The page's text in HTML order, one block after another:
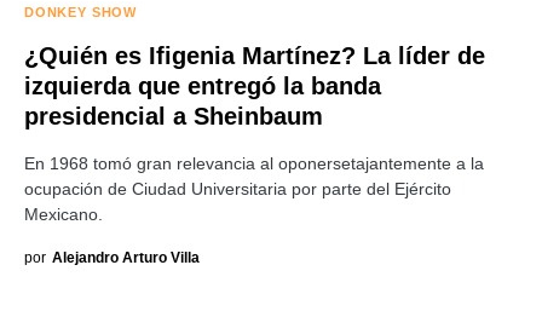
DONKEY SHOW
¿Quién es Ifigenia Martínez? La líder de
izquierda que entregó la banda
presidencial a Sheinbaum
En 1968 tomó gran relevancia al oponersetajantemente a la
ocupación de Ciudad Universitaria por parte del Ejército
Mexicano.
por Alejandro Arturo Villa